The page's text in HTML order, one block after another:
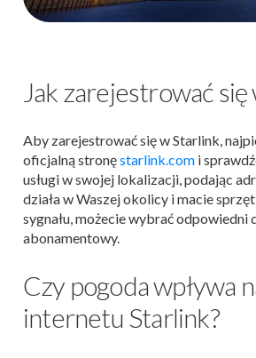
Jak zarejestrować
Aby zarejestrować się w Starlink,
oficjalną stronęstarlink.com i
usługi w swojej lokalizacji, podając
działa w Waszej okolicy i macie
sygnału, możecie wybrać odpowiedni
abonamentowy.
Czy pogoda wpływa
internetu Starlink?